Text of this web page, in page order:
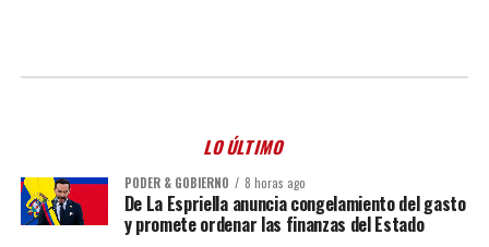
LO ÚLTIMO
PODER & GOBIERNO 8 horas ago
De La Espriella anuncia congelamiento del gasto
y promete ordenar las finanzas del Estado